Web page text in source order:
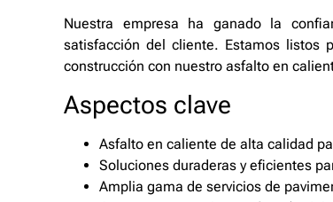
Nuestra empresa ha ganado la
satisfacción del cliente. Estamos listos
construcción con nuestro asfalto en
Aspectos clave
Asfalto en caliente de alta calidad
Soluciones duraderas y eficientes
Amplia gama de servicios de